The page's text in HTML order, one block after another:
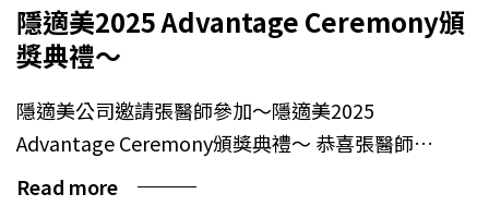
隱適美2025 Advantage Ceremony頒
獎典禮～
隱適美公司邀請張醫師參加～隱適美2025
Advantage Ceremony頒獎典禮～ 恭喜張醫師…
Read more